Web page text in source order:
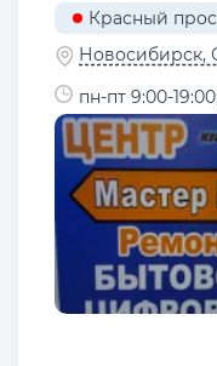
Красный
Новосибирск,
пн-пт 9:00-